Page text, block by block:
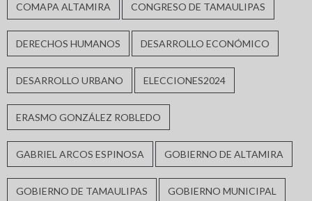
COMAPA ALTAMIRA CONGRESO DE TAMAULIPAS
DERECHOS HUMANOS DESARROLLO ECONÓMICO
DESARROLLO URBANO ELECCIONES2024
ERASMO GONZÁLEZ ROBLEDO
GABRIEL ARCOS ESPINOSA GOBIERNO DE ALTAMIRA
GOBIERNO DE TAMAULIPAS GOBIERNO MUNICIPAL